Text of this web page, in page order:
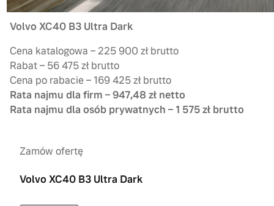
Volvo XC40 B3 Ultra Dark
Cena katalogowa – 225 900 zł brutto
Rabat – 56 475 zł brutto
Cena po rabacie – 169 425 zł brutto
Rata najmu dla firm – 947,48 zł netto
Rata najmu dla osób prywatnych – 1 575 zł brutto
Zamów ofertę
Volvo XC40 B3 Ultra Dark